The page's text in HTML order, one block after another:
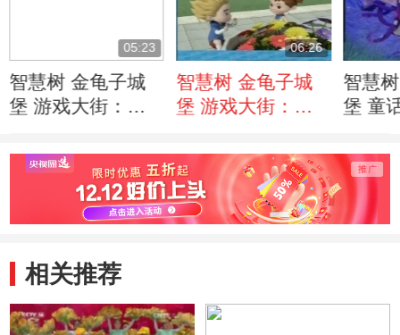
05:23
智慧树 金龟子城
堡 游戏大街：小
员看不见的死角区
20130907
06:26
智慧树 金龟子城
堡 游戏大街：司
险！ 20130907
智慧
堡 童
下奇
相关推荐